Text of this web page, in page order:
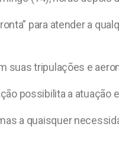
para atender a
suas tripulações e
possibilita a atuação
a quaisquer